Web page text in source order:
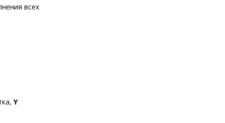
всех
Y